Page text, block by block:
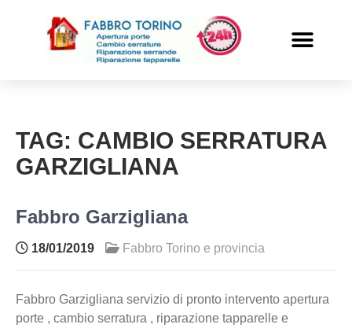
TAG: CAMBIO SERRATURA
GARZIGLIANA
Fabbro Garzigliana
18/01/2019 Fabbro Torino e provincia
Fabbro Garzigliana servizio di pronto intervento apertura
porte , cambio serratura , riparazione tapparelle e